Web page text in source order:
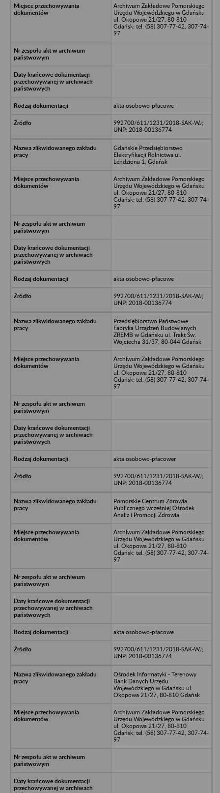
Archiwum Zakładowe Pomorskiego
Urzędu Wojewódzkiego w Gdańsku
ul. Okopowa 21/27, 80-810
Gdańsk; tel. (58) 307-77-42, 307-74-
97
akta osobowo-płacowe
992700/611/1231/2018-SAK-WJ;
UNP: 2018-00136774
Gdańskie Przedsiębiorstwo
Elektryfikacji Rolnictwa ul.
Lendziona 1, Gdańsk
Archiwum Zakładowe Pomorskiego
Urzędu Wojewódzkiego w Gdańsku
ul. Okopowa 21/27, 80-810
Gdańsk; tel. (58) 307-77-42, 307-74-
97
akta osobowo-płacowe
992700/611/1231/2018-SAK-WJ;
UNP: 2018-00136774
Przedsiębiorstwo Państwowe
Fabryka Urządzeń Budowlanych
ZREMB w Gdańsku ul. Trakt Św.
Wojciecha 31/37, 80-044 Gdańsk
Archiwum Zakładowe Pomorskiego
Urzędu Wojewódzkiego w Gdańsku
ul. Okopowa 21/27, 80-810
Gdańsk; tel. (58) 307-77-42, 307-74-
97
akta osobowo-płacower
992700/611/1231/2018-SAK-WJ;
UNP: 2018-00136774
Pomorskie Centrum Zdrowia
Publicznego wcześniej Ośrodek
Analiz i Promocji Zdrowia
Archiwum Zakładowe Pomorskiego
Urzędu Wojewódzkiego w Gdańsku
ul. Okopowa 21/27, 80-810
Gdańsk; tel. (58) 307-77-42, 307-74-
97
akta osobowo-płacowe
992700/611/1231/2018-SAK-WJ;
UNP: 2018-00136774
Ośrodek Informatyki - Terenowy
Bank Danych Urzędu
Wojewódzkiego w Gdańsku ul.
Okopowa 21/27, 80-810 Gdańsk
Archiwum Zakładowe Pomorskiego
Urzędu Wojewódzkiego w Gdańsku
ul. Okopowa 21/27, 80-810
Gdańsk; tel. (58) 307-77-42, 307-74-
97